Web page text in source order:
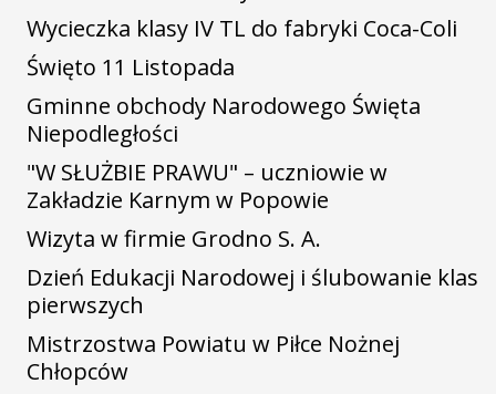
Wycieczka klasy IV TL do fabryki Coca-Coli
Święto 11 Listopada
Gminne obchody Narodowego Święta
Niepodległości
"W SŁUŻBIE PRAWU" – uczniowie w
Zakładzie Karnym w Popowie
Wizyta w firmie Grodno S. A.
Dzień Edukacji Narodowej i ślubowanie klas
pierwszych
Mistrzostwa Powiatu w Piłce Nożnej
Chłopców